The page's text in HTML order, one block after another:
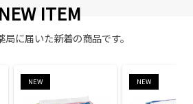
NEW ITEM
局に届いた新着の商品です。
NEW NEW